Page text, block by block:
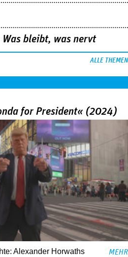
bleibt, was nervt
ALLE THEMEN
for President« (2024)
Alexander Horwaths
MEHR